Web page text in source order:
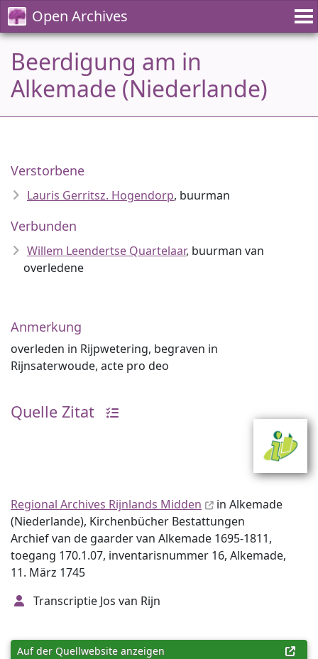
Open Archives
Beerdigung am in
Alkemade (Niederlande)
Verstorbene
Lauris Gerritsz. Hogendorp, buurman
Verbunden
Willem Leendertse Quartelaar, buurman van
overledene
Anmerkung
overleden in Rijpwetering, begraven in
Rijnsaterwoude, acte pro deo
Quelle Zitat
Regional Archives Rijnlands Midden
in Alkemade
(Niederlande), Kirchenbücher Bestattungen
Archief van de gaarder van Alkemade 1695-1811,
toegang 170.1.07, inventarisnummer 16, Alkemade,
11. März 1745
Transcriptie Jos van Rijn
Auf der Quellwebsite anzeigen